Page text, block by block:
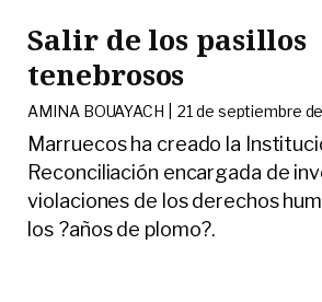
Salir de los pasillos
tenebrosos
AMINA BOUAYACH |21 de septiembre
Marruecos ha creado la
Reconciliación encargada de
violaciones de los derechos
los ?años de plomo?.